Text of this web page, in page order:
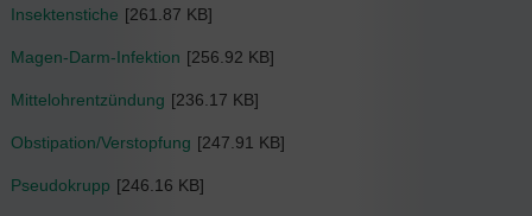
Insektenstiche [261.87 KB]
Magen-Darm-Infektion [256.92 KB]
Mittelohrentzündung [236.17 KB]
Obstipation/Verstopfung [247.91 KB]
Pseudokrupp [246.16 KB]